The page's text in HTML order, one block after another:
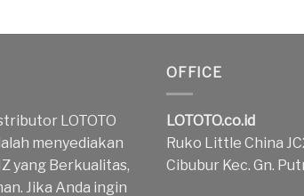
LOTOTO
menyediakan
yang Berkualitas,
Jika Anda ingin
OFFICE
LOTOTO.co.id
Ruko Little China
Cibubur Kec. Gn.